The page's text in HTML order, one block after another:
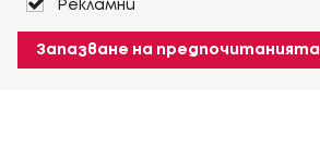
Рекламни
Запазване на предпочитанията